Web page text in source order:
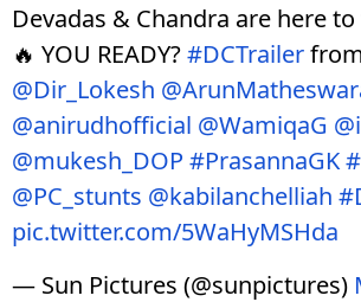
Devadas & Chandra are here
🔥 YOU READY?#DCTrailer
@Dir_Lokesh
@anirudhofficial @WamiqaG
@mukesh_DOP #PrasannaGK
@PC_stunts @kabilanchelliah
pic.twitter.com/5WaHyMSHda
— Sun Pictures (@sunpictures)